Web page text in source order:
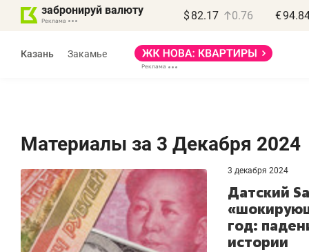
забронируй валюту $ 82.17 0.76 €
Казань Закамье
Материалы за 3 Декабря 2024
3 декабря 2024
Датский
год:
истории